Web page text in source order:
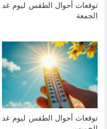
توقعات أحوال الطقس ليوم غد
الجمعة
توقعات أحوال الطقس ليوم غد